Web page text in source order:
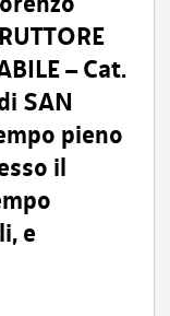
– Cat.
SAN
pieno
il
e